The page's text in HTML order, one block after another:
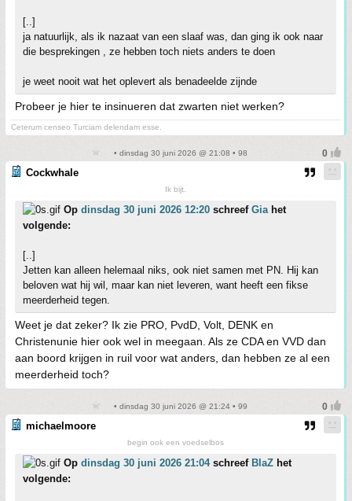
[..]
ja natuurlijk, als ik nazaat van een slaaf was, dan ging ik ook naar
die besprekingen , ze hebben toch niets anders te doen
je weet nooit wat het oplevert als benadeelde zijnde
Probeer je hier te insinueren dat zwarten niet werken?
Ceterum censeo Turciam delendam esse.
• dinsdag 30 juni 2026 @ 21:08 • 98
Cockwhale
Ik bijt.
Op dinsdag 30 juni 2026 12:20 schreef Giahet
volgende:
[..]
Jetten kan alleen helemaal niks, ook niet samen met PN. Hij kan
beloven wat hij wil, maar kan niet leveren, want heeft een fikse
meerderheid tegen.
Weet je dat zeker? Ik zie PRO, PvdD, Volt, DENK en
Christenunie hier ook wel in meegaan. Als ze CDA en VVD dan
aan boord krijgen in ruil voor wat anders, dan hebben ze al een
meerderheid toch?
• dinsdag 30 juni 2026 @ 21:24 • 99
michaelmoore
begin ook een voedselbos
Op dinsdag 30 juni 2026 21:04schreef BlaZ het
volgende: